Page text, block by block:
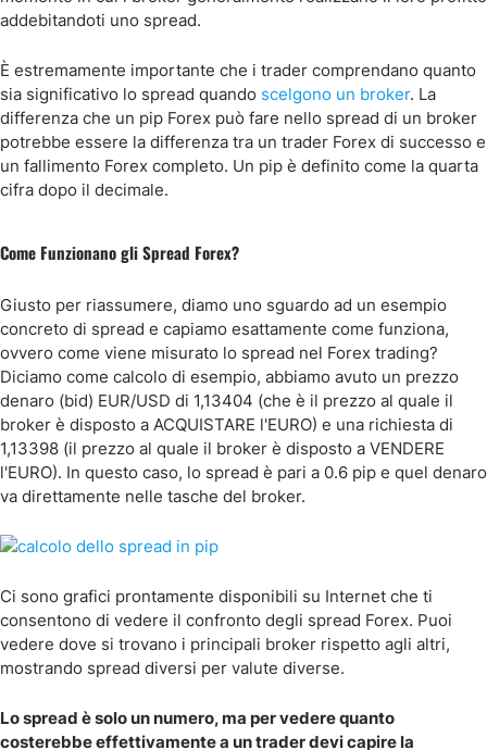
addebitandoti uno spread.
È estremamente importante che i trader comprendano quanto
sia significativo lo spread quando scelgono un broker. La
differenza che un pip Forex può fare nello spread di un broker
potrebbe essere la differenza tra un trader Forex di successo e
un fallimento Forex completo. Un pip è definito come la quarta
cifra dopo il decimale.
Come Funzionano gli Spread Forex?
Giusto per riassumere, diamo uno sguardo ad un esempio
concreto di spread e capiamo esattamente come funziona,
ovvero come viene misurato lo spread nel Forex trading?
Diciamo come calcolo di esempio, abbiamo avuto un prezzo
denaro (bid) EUR/USD di 1,13404 (che è il prezzo al quale il
broker è disposto a ACQUISTARE l'EURO) e una richiesta di
1,13398 (il prezzo al quale il broker è disposto a VENDERE
l'EURO). In questo caso, lo spread è pari a 0.6 pip e quel denaro
va direttamente nelle tasche del broker.
Ci sono grafici prontamente disponibili su Internet che ti
consentono di vedere il confronto degli spread Forex. Puoi
vedere dove si trovano i principali broker rispetto agli altri,
mostrando spread diversi per valute diverse.
Lo spread è solo un numero, ma per vedere quanto
costerebbe effettivamente a un trader devi capire la